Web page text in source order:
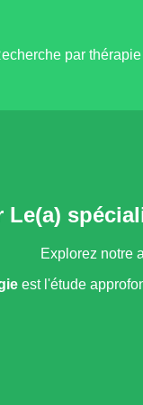
par thérapie
Le(a)
Explorez notre
est l'étude